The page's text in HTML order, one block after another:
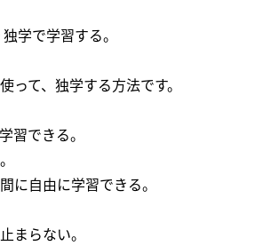
学で学習する。
って、独学する方法です。
習できる。
に自由に学習できる。
まらない。